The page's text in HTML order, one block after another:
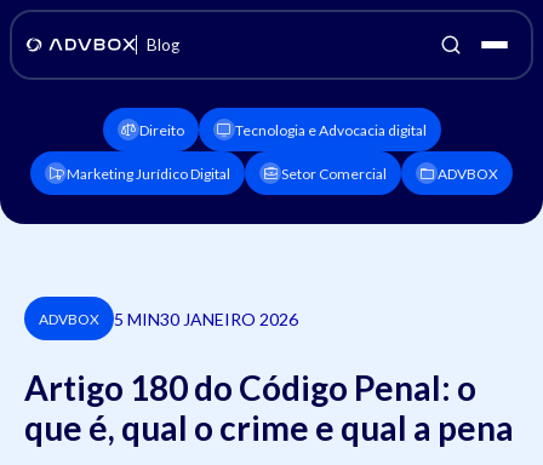
Blog
Direito Tecnologia e Advocacia digital
Marketing Jurídico Digital Setor Comercial ADVBOX
ADVBOX 5 MIN30 JANEIRO 2026
Artigo 180 do Código Penal: o
que é, qual o crime e qual a pena